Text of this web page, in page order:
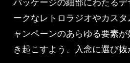
パッケージの細部にわたる
ークなレトロラジオやカス
ャンペーンのあらゆる要素
き起こすよう、入念に選び抜